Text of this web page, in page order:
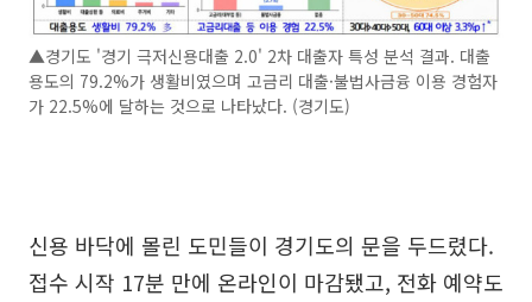
▲경기도 '경기 극저신용대출 2.0' 2차 대출자 특성 분석 결과. 대출
용도의 79.2%가 생활비였으며 고금리 대출·불법사금융 이용 경험자
가 22.5%에 달하는 것으로 나타났다. (경기도)
신용 바닥에 몰린 도민들이 경기도의 문을 두드렸다.
접수 시작 17분 만에 온라인이 마감됐고, 전화 예약도